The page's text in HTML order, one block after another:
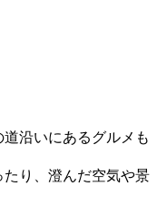
沿いにあるグルメも
り、澄んだ空気や景